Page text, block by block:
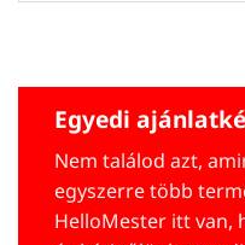
Egyedi
Nem találod azt,
egyszerre több
HelloMester itt van,